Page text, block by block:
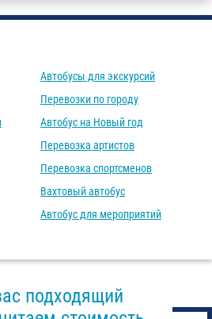
Автобусы для экскурсий
Перевозки по городу
Автобус на Новый год
Перевозка артистов
Перевозка спортсменов
Вахтовый автобус
Автобус для мероприятий
подходящий